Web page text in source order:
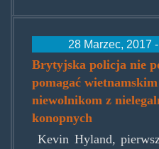
28 Marzec, 2017
Brytyjska policja nie
pomagać wietnamskim
niewolnikom z
konopnych
Kevin Hyland,